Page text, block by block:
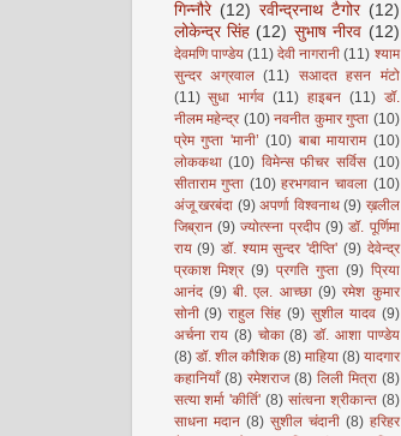
गिन्नौरे (12) रवीन्द्रनाथ टैगोर (12)
लोकेन्द्र सिंह (12) सुभाष नीरव (12)
देवमणि पाण्डेय (11) देवी नागरानी (11) श्याम
सुन्दर अग्रवाल (11) सआदत हसन मंटो
(11) सुधा भार्गव (11) हाइबन (11) डॉ.
नीलम महेन्द्र (10) नवनीत कुमार गुप्ता (10)
प्रेम गुप्ता 'मानी’ (10) बाबा मायाराम (10)
लोककथा (10) विमेन्स फीचर सर्विस (10)
सीताराम गुप्ता (10) हरभगवान चावला (10)
अंजू खरबंदा (9) अपर्णा विश्वनाथ (9) ख़लील
जिब्रान (9) ज्योत्स्ना प्रदीप (9) डॉ. पूर्णिमा
राय (9) डॉ. श्याम सुन्दर 'दीप्ति' (9) देवेन्द्र
प्रकाश मिश्र (9) प्रगति गुप्ता (9) प्रिया
आनंद (9) बी. एल. आच्छा (9) रमेश कुमार
सोनी (9) राहुल सिंह (9) सुशील यादव (9)
अर्चना राय (8) चोका (8) डॉ. आशा पाण्डेय
(8) डॉ. शील कौशिक (8) माहिया (8) यादगार
कहानियाँ (8) रमेशराज (8) लिली मित्रा (8)
सत्या शर्मा 'कीर्ति' (8) सांत्वना श्रीकान्त (8)
साधना मदान (8) सुशील चंदानी (8) हरिहर